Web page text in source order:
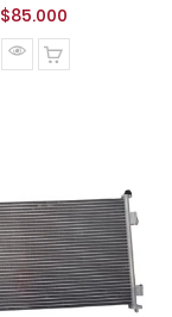
$85.000Precio
normal